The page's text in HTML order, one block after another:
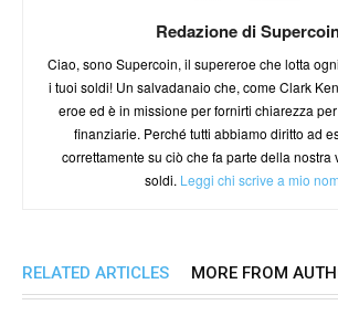
Redazione di
Ciao, sono Supercoin, il supereroe che lotta
i tuoi soldi! Un salvadanaio che, come Clark
eroe ed è in missione per fornirti chiarezza
finanziarie. Perché tutti abbiamo diritto ad
correttamente su ciò che fa parte della nostra
soldi. Leggi chi scrive a mio
RELATED ARTICLES MORE FROM